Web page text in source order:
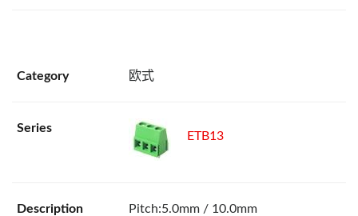
欧式
ETB13
Pitch:5.0mm / 10.0mm